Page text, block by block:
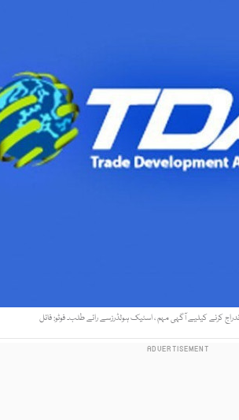
کرنے کیلیے آگہی مہم ، اسٹیک ہولڈرزسے رائے طلب۔ فوٹو: فائل